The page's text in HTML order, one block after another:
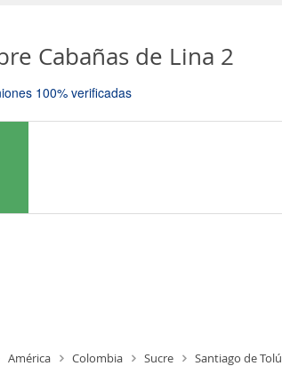
Cabañas de Lina 2
100% verificadas
América Colombia Sucre Santiago de Tolú